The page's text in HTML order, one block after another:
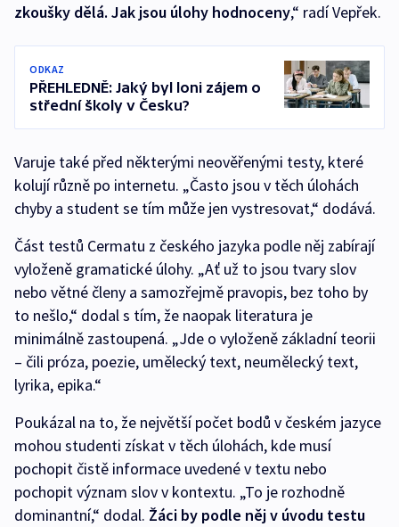
zkoušky dělá. Jak jsou úlohy hodnoceny,“ radí Vepřek.
ODKAZ
PŘEHLEDNĚ: Jaký byl loni zájem o
střední školy v Česku?
Varuje také před některými neověřenými testy, které
kolují různě po internetu. „Často jsou v těch úlohách
chyby a student se tím může jen vystresovat,“ dodává.
Část testů Cermatu z českého jazyka podle něj zabírají
vyloženě gramatické úlohy. „Ať už to jsou tvary slov
nebo větné členy a samozřejmě pravopis, bez toho by
to nešlo,“ dodal s tím, že naopak literatura je
minimálně zastoupená. „Jde o vyloženě základní teorii
– čili próza, poezie, umělecký text, neumělecký text,
lyrika, epika.“
Poukázal na to, že největší počet bodů v českém jazyce
mohou studenti získat v těch úlohách, kde musí
pochopit čistě informace uvedené v textu nebo
pochopit význam slov v kontextu. „To je rozhodně
dominantní,“ dodal. Žáci by podle něj v úvodu testu